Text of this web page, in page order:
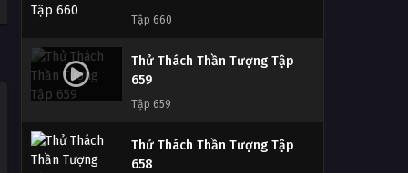
Tập 732
Tập 731
Tập 660
Thử Thách Thần Tượng Tập
659
Tập 659
Thử Thách Thần Tượng Tập
658